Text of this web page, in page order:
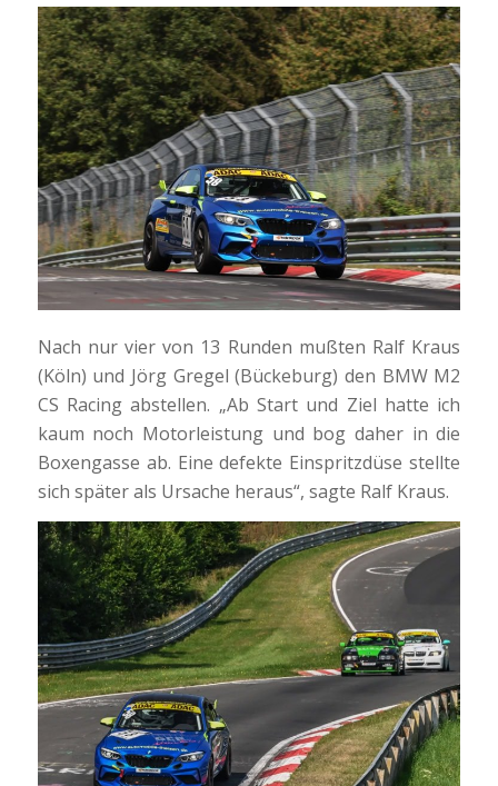
Nach nur vier von 13 Runden mußten Ralf Kraus
(Köln) und Jörg Gregel (Bückeburg) den BMW M2
CS Racing abstellen. „Ab Start und Ziel hatte ich
kaum noch Motorleistung und bog daher in die
Boxengasse ab. Eine defekte Einspritzdüse stellte
sich später als Ursache heraus“, sagte Ralf Kraus.